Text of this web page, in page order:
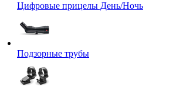
Цифровые прицелы День/Ночь
Подзорные трубы